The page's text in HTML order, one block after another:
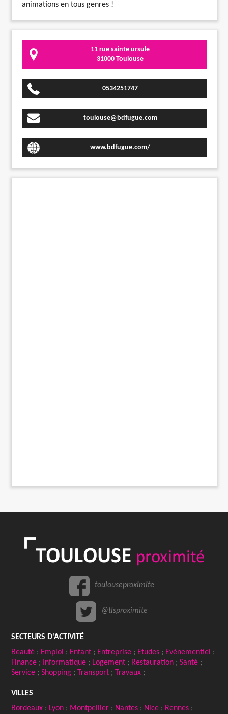
animations en tous genres !
11 rue sainte ursule
31000 Toulouse
0534251747
toulouse@bdfugue.com
www.bdfugue.com/
toulouseproximite
@tlsproximite
SECTEURS D'ACTIVITÉ
Beauté ; Emploi ; Enfant ; Entreprise ; Etudes ; Evénementiel ;
Finance ; Informatique ; Logement ; Restauration ; Santé ;
Service ; Shopping ; Transport ; Travaux ;
VILLES
Bordeaux ; Lyon ; Montpellier ; Nantes ; Nice ; Rennes ;